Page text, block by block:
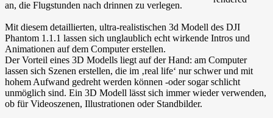
an, die Flugstunden nach drinnen zu verlegen.
Mit diesem detaillierten, ultra-realistischen 3d Modell des DJI
Phantom 1.1.1 lassen sich unglaublich echt wirkende Intros und
Animationen auf dem Computer erstellen.
Der Vorteil eines 3D Modells liegt auf der Hand: am Computer
lassen sich Szenen erstellen, die im ‚real life‘ nur schwer und mit
hohem Aufwand gedreht werden können -oder sogar schlicht
unmöglich sind. Ein 3D Modell lässt sich immer wieder verwenden,
ob für Videoszenen, Illustrationen oder Standbilder.